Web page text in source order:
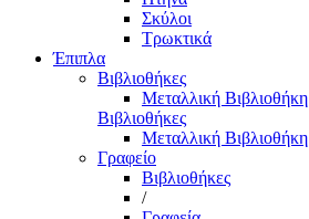
Σκύλοι
Τρωκτικά
Έπιπλα
Βιβλιοθήκες
Μεταλλική Βιβλιοθήκη
Βιβλιοθήκες
Μεταλλική Βιβλιοθήκη
Γραφείο
Βιβλιοθήκες
/